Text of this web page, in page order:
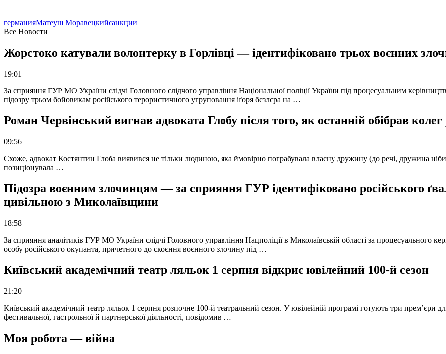
германияМатеуш Моравецкийсанкции
Все Новости
Жорстоко катували волонтерку в Горлівці — ідентифіковано трьох воєнних
19:01
За сприяння ГУР МО України слідчі Головного слідчого управління Національної поліції України під процесуальним
підозру трьом бойовикам російського терористичного угруповання іґоря бєзлєра на …
Роман Червінський вигнав адвоката Глобу після того, як останній обібрав колег
09:56
Схоже, адвокат Костянтин Глоба виявився не тільки людиною, яка ймовірно пограбувала власну дружину (до речі, дружина
позиціонувала …
Підозра воєнним злочинцям — за сприяння ГУР ідентифіковано російського
цивільною з Миколаївщини
18:58
За сприяння аналітиків ГУР МО України слідчі Головного управління Нацполіції в Миколаївській області за процесуального
особу російського окупанта, причетного до скоєння воєнного злочину під …
Київський академічний театр ляльок 1 серпня відкриє ювілейний 100-й сезон
21:20
Київський академічний театр ляльок 1 серпня розпочне 100-й театральний сезон. У ювілейній програмі готують три прем’єри
фестивальної, гастрольної й партнерської діяльності, повідомив …
Моя робота — війна